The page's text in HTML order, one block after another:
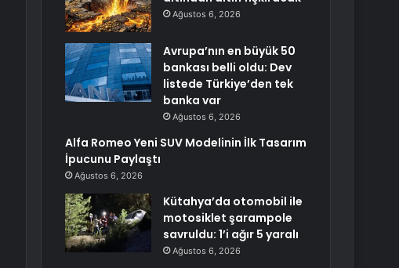
Ağustos 6, 2026
Avrupa’nın en büyük 50
bankası belli oldu: Dev
listede Türkiye’den tek
banka var
Ağustos 6, 2026
Alfa Romeo Yeni SUV Modelinin İlk Tasarım
İpucunu Paylaştı
Ağustos 6, 2026
Kütahya’da otomobil ile
motosiklet şarampole
savruldu: 1’i ağır 5 yaralı
Ağustos 6, 2026